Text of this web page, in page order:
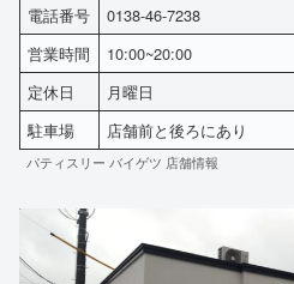
電話番号
0138-46-7238
営業時間
10:00~20:00
定休日
月曜日
駐車場
店舗前と後ろにあり
パティスリー バイゲツ 店舗情報